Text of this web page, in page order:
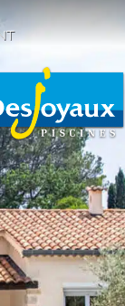
piscinei
piscinei
piscină